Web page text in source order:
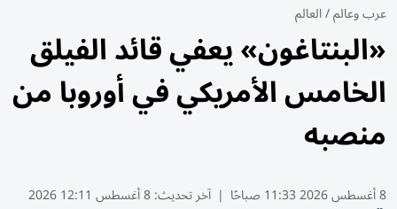
عرب وعالم/العالم
«البنتاغون» يعفي قائد الفيلق
الخامس الأمريكي في أوروبا من
منصبه
8 أغسطس 2026 11:33 صباحًا | آخر تحديث:8 أغسطس 12:11 2026